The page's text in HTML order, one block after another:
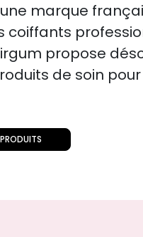
marque
coiffants
propose
de soin